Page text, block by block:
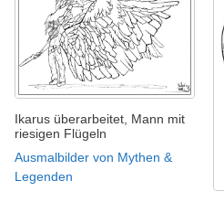
Ikarus überarbeitet, Mann mit
riesigen Flügeln
Ausmalbilder von Mythen &
Legenden